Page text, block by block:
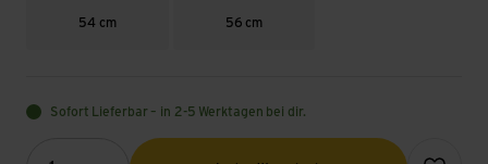
54 cm 56 cm
Sofort Lieferbar – in 2-5 Werktagen bei dir.
Menge (Optional)
Zur